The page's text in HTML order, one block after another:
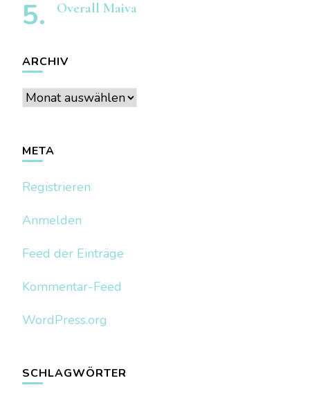
Overall Maiva
ARCHIV
Archiv
META
Registrieren
Anmelden
Feed der Einträge
Kommentar-Feed
WordPress.org
SCHLAGWÖRTER